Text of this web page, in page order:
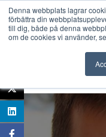
Denna webbplats lagrar
förbättra din
till dig, både på denna
om de cookies vi använder,